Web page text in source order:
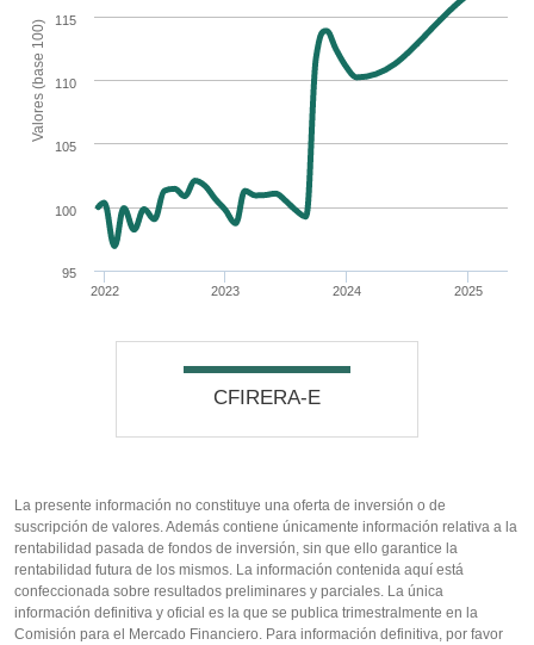
Valores (base 100)
2022 2023 2024 2025
100
95
105
110
115
CFIRERA-E
La presente información no constituye una oferta de inversión o de
suscripción de valores. Además contiene únicamente información relativa a la
rentabilidad pasada de fondos de inversión, sin que ello garantice la
rentabilidad futura de los mismos. La información contenida aquí está
confeccionada sobre resultados preliminares y parciales. La única
información definitiva y oficial es la que se publica trimestralmente en la
Comisión para el Mercado Financiero. Para información definitiva, por favor